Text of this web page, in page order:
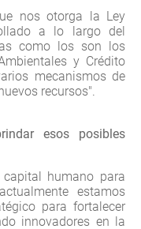
nos otorga la Ley
a lo largo del
como los son los
y Crédito
mecanismos de
recursos".
esos posibles
humano para
estamos
para fortalecer
innovadores en la